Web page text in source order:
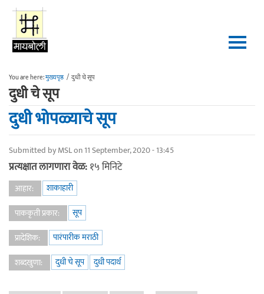
Skip to main content
You are here:मुख्यपृष्ठ / दुधी चे सूप
दुधी चे सूप
दुधी भोपळ्याचे सूप
Submitted byMSLon 11 September, 2020 - 13:45
प्रत्यक्षात लागणारा वेळ:१५ मिनिटे
आहार:
शाकाहारी
पाककृती प्रकार:
सूप
प्रादेशिक:
पारंपारीक मराठी
शब्दखुणा:
दुधी चे सूप दुधी पदार्थ